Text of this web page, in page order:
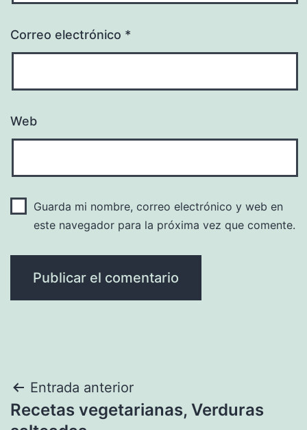
Correo electrónico *
Web
Guarda mi nombre, correo electrónico y web en
este navegador para la próxima vez que comente.
Navegación
de
Entrada anterior
Recetas vegetarianas, Verduras